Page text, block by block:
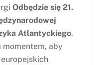
Odbędzie się 21.
Atlantyckiego.
momentem, aby
Maltese
Swedish